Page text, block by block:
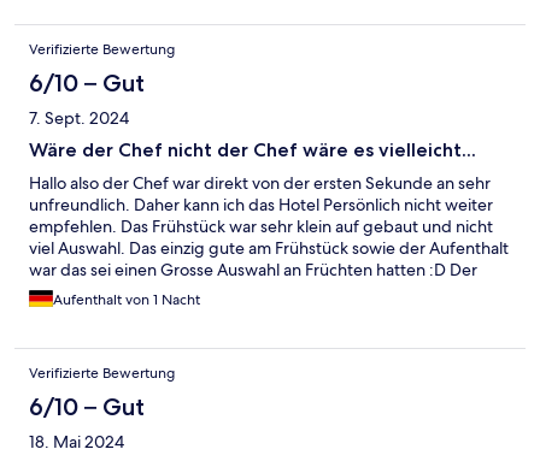
Verifizierte Bewertung
6/10 – Gut
7. Sept. 2024
Wäre der Chef nicht der Chef wäre es vielleicht...
Hallo also der Chef war direkt von der ersten Sekunde an sehr
unfreundlich. Daher kann ich das Hotel Persönlich nicht weiter
empfehlen. Das Frühstück war sehr klein auf gebaut und nicht
viel Auswahl. Das einzig gute am Frühstück sowie der Aufenthalt
war das sei einen Grosse Auswahl an Früchten hatten :D Der
Pool war maximal 5 Meter lang
Aufenthalt von 1 Nacht
Verifizierte Bewertung
6/10 – Gut
18. Mai 2024